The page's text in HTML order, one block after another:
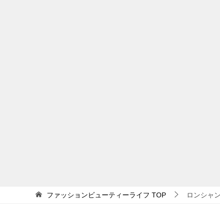
ファッションビューティーライフ TOP ロンシャ